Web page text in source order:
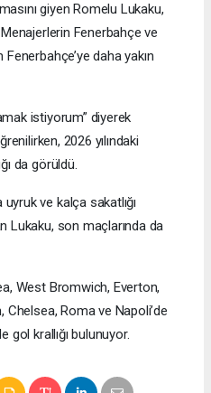
giyen Romelu Lukaku,
Menajerlerin Fenerbahçe ve
daha yakın
istiyorum” diyerek
2026 yılındaki
da görüldü.
ve kalça sakatlığı
Lukaku, son maçlarında da
West Bromwich, Everton,
Roma ve Napoli’de
gol krallığı bulunuyor.